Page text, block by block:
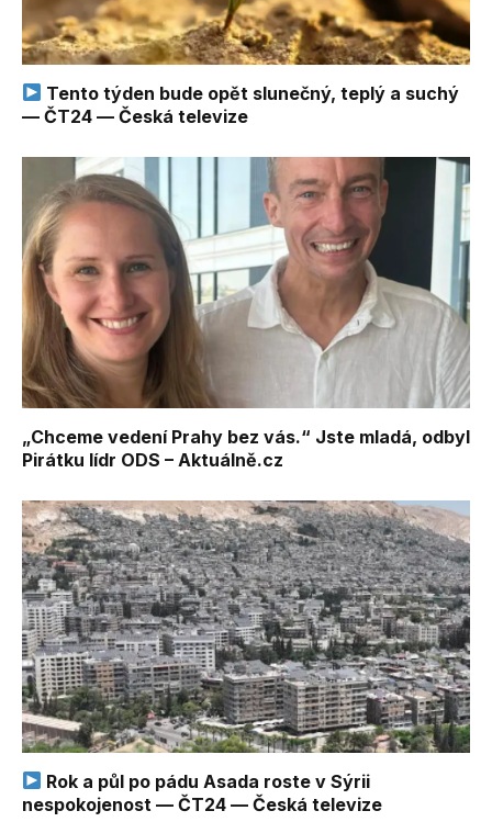
Tento týden bude opět slunečný, teplý a suchý
— ČT24 — Česká televize
„Chceme vedení Prahy bez vás.“ Jste mladá, odbyl
Pirátku lídr ODS – Aktuálně.cz
Rok a půl po pádu Asada roste v Sýrii
nespokojenost — ČT24 — Česká televize